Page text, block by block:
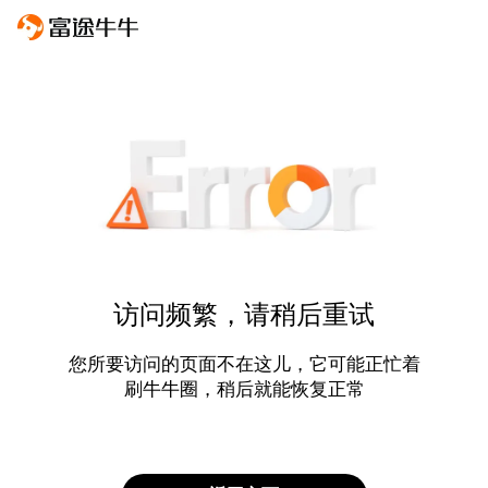
访问频繁，请稍后重试
您所要访问的页面不在这儿，它可能正忙着
刷牛牛圈，稍后就能恢复正常